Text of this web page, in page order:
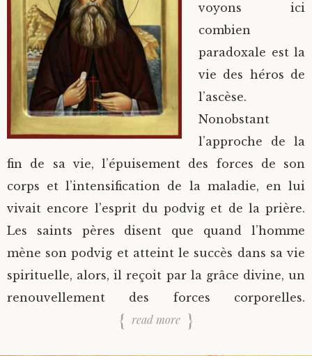
voyons ici
combien
paradoxale est la
vie des héros de
l’ascèse.
Nonobstant
l’approche de la
fin de sa vie, l’épuisement des forces de son
corps et l’intensification de la maladie, en lui
vivait encore l’esprit du podvig et de la prière.
Les saints pères disent que quand l’homme
mène son podvig et atteint le succès dans sa vie
spirituelle, alors, il reçoit par la grâce divine, un
renouvellement des forces corporelles.
read more